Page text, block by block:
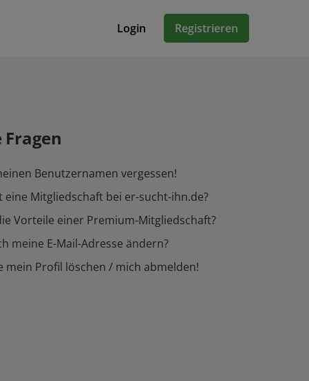
Login Registrieren
Benutzernamen vergessen!
eine Mitgliedschaft bei er-sucht-ihn.de?
Vorteile einer Premium-Mitgliedschaft?
meine E-Mail-Adresse ändern?
mein Profil löschen / mich abmelden!